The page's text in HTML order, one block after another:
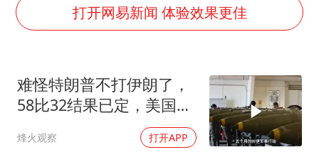
东航：国内客票提前14天免费退改
日本试射“战斧”导弹，国防部回应
夯实基础开新局
打开网易新闻 体验效果更佳
难怪特朗普不打伊朗了，
58比32结果已定，美国专
烽火观察 打开APP